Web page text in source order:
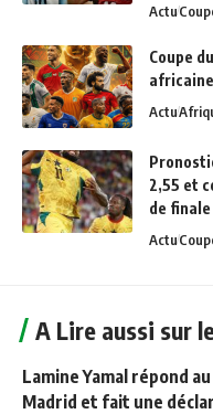
Actu
Coupe
Actu
2,55 et
de
Actu
A Lire aussi sur
Lamine Yamal répond
Madrid et fait une